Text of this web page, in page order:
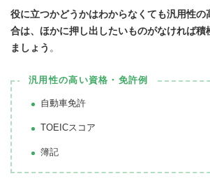
役に立つかどうかはわからなくても汎用性の
合は、ほかに押し出したいものがなければ積
ましょう 。
汎用性の高い資格・免許例
自動車免許
TOEICスコア
簿記